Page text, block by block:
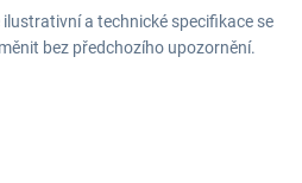
a technické specifikace se
bez předchozího upozornění.